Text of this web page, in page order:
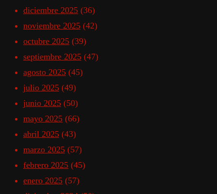
diciembre 2025 (36)
noviembre 2025 (42)
octubre 2025 (39)
septiembre 2025 (47)
agosto 2025 (45)
julio 2025 (49)
junio 2025 (50)
mayo 2025 (66)
abril 2025 (43)
marzo 2025 (57)
febrero 2025 (45)
enero 2025 (57)